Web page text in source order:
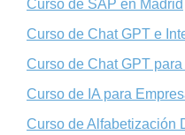
Curso de SAP en Madrid
Curso de Chat GPT e
Curso de Chat GPT
Curso de IA para
Curso de Alfabetización